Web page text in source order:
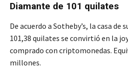
Diamante de 101 quilates
De acuerdo a Sotheby’s, la casa de
101,38 quilates se convirtió en la
comprado con criptomonedas.
millones.